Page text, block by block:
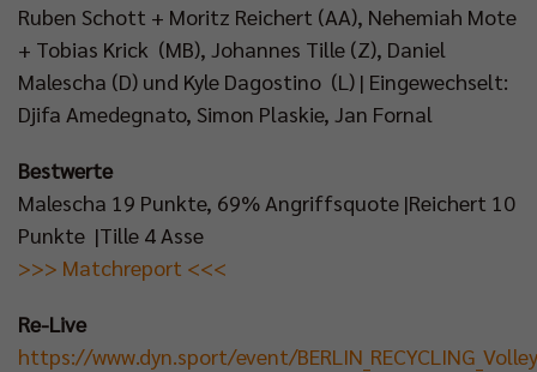
Ruben Schott + Moritz Reichert (AA), Nehemiah Mote
+ Tobias Krick (MB), Johannes Tille (Z), Daniel
Malescha (D) und Kyle Dagostino (L) | Eingewechselt:
Djifa Amedegnato, Simon Plaskie, Jan Fornal
Bestwerte
Malescha 19 Punkte, 69% Angriffsquote |Reichert 10
Punkte |Tille 4 Asse
>>> Matchreport <<<
Re-Live
https://www.dyn.sport/event/